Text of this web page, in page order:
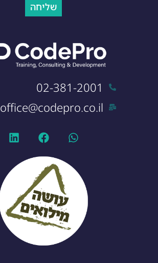
שליחה
02-381-2001
office@codepro.co.il